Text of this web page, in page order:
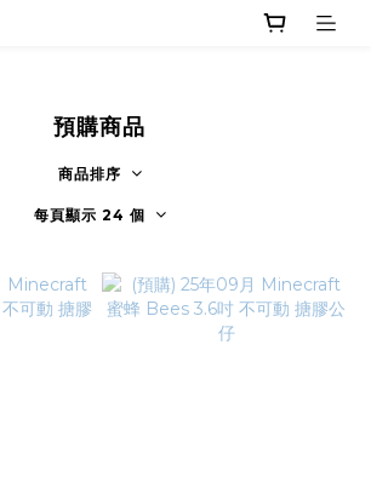
預購商品
商品排序
每頁顯示 24 個